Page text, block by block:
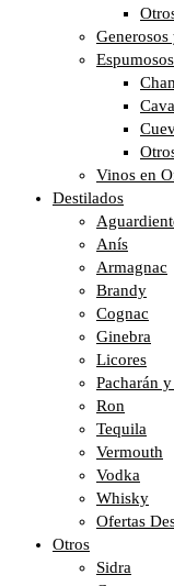
Espumosos
Cava
Vinos en
Destilados
Anís
Armagnac
Brandy
Cognac
Ginebra
Licores
Pacharán
Ron
Tequila
Vermouth
Vodka
Whisky
Ofertas
Otros
Sidra